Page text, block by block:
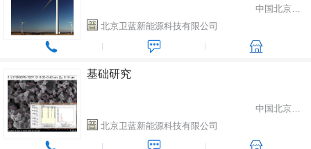
中国北京市房山区
北京卫蓝新能源科技有限公司
基础研究
中国北京市房山区
北京卫蓝新能源科技有限公司